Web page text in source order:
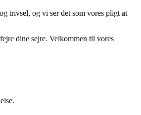
trivsel, og vi ser det som vores pligt at
dine sejre. Velkommen til vores